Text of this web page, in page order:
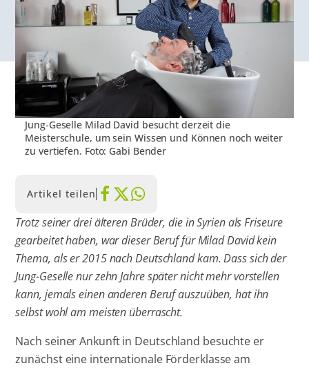
Jung-Geselle Milad David besucht derzeit die
Meisterschule, um sein Wissen und Können noch weiter
zu vertiefen. Foto: Gabi Bender
Artikel teilen
Trotz seiner drei älteren Brüder, die in Syrien als Friseure
gearbeitet haben, war dieser Beruf für Milad David kein
Thema, als er 2015 nach Deutschland kam. Dass sich der
Jung-Geselle nur zehn Jahre später nicht mehr vorstellen
kann, jemals einen anderen Beruf auszuüben, hat ihn
selbst wohl am meisten überrascht.
Nach seiner Ankunft in Deutschland besuchte er
zunächst eine internationale Förderklasse am